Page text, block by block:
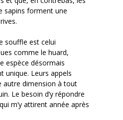
sapins forment une
souffle est celui
comme le huard,
espèce désormais
unique. Leurs appels
autre dimension à tout
Le besoin d’y répondre
m’y attirent année après